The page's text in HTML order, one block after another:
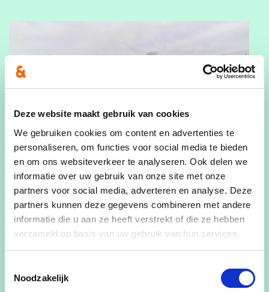
Deze website maakt gebruik van cookies
We gebruiken cookies om content en advertenties te
personaliseren, om functies voor social media te bieden
en om ons websiteverkeer te analyseren. Ook delen we
informatie over uw gebruik van onze site met onze
partners voor social media, adverteren en analyse. Deze
partners kunnen deze gegevens combineren met andere
informatie die u aan ze heeft verstrekt of die ze hebben
verzameld op basis van uw gebruik van hun services.
Noodzakelijk